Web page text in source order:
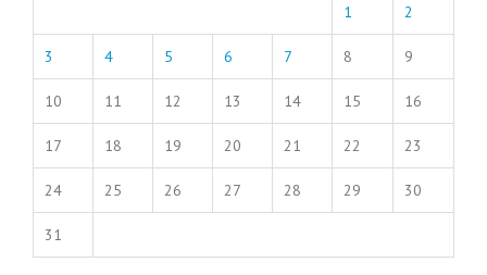
1 2
3 4 5 6 7 8 9
10 11 12 13 14 15 16
17 18 19 20 21 22 23
24 25 26 27 28 29 30
31